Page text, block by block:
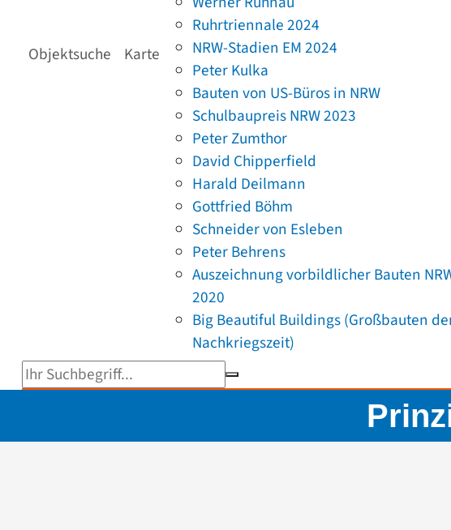
Objektsuche Karte
Ruhrtriennale 2024
NRW-Stadien EM 2024
Peter Kulka
Bauten von US-Büros in NRW
Schulbaupreis NRW 2023
Peter Zumthor
David Chipperfield
Harald Deilmann
Gottfried Böhm
Schneider von Esleben
Peter Behrens
Auszeichnung vorbildlicher Bauten
2020
Big Beautiful Buildings (Großbauten
Nachkriegszeit)
Suchbegriff eingeben